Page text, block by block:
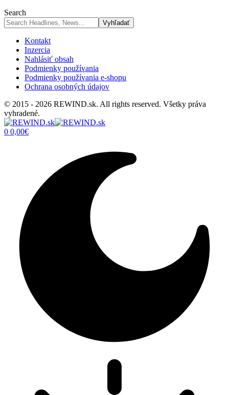
Search
Kontakt
Inzercia
Nahlásiť obsah
Podmienky používania
Podmienky používania e-shopu
Ochrana osobných údajov
© 2015 - 2026 REWIND.sk. All rights reserved. Všetky práva
vyhradené.
0 0,00€